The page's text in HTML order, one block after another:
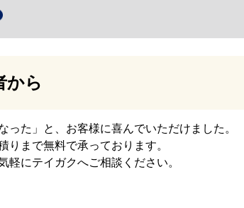
塗装」仕上げで傷がつきにくい、高耐久の
から
った」と、お客様に喜んでいただけました。
りまで無料で承っております。
軽にテイガクへご相談ください。